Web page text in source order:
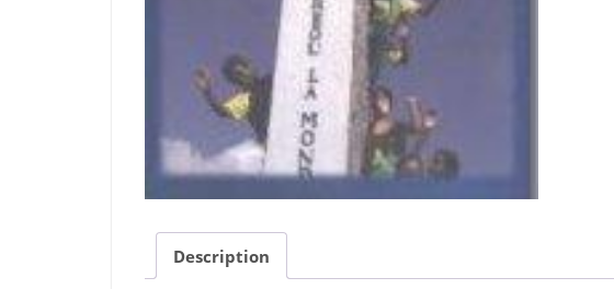
Description